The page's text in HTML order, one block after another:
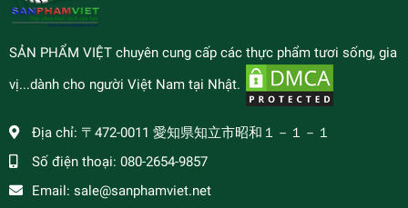
SẢN PHẨM VIỆT chuyên cung cấp các thực phẩm tươi sống, gia
vị...dành cho người Việt Nam tại Nhật.
Địa chỉ: 〒472-0011 愛知県知立市昭和１－１－１
Số điện thoại: 080-2654-9857
Email: sale@sanphamviet.net